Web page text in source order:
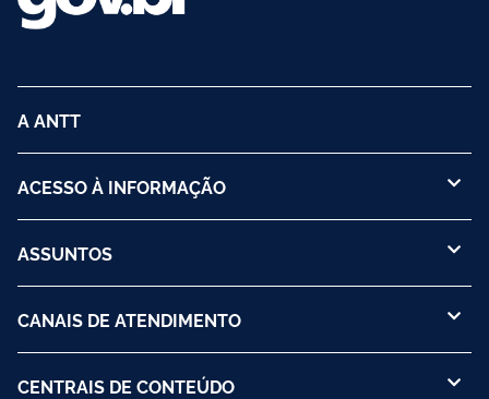
A ANTT
ACESSO À INFORMAÇÃO
ASSUNTOS
CANAIS DE ATENDIMENTO
CENTRAIS DE CONTEÚDO